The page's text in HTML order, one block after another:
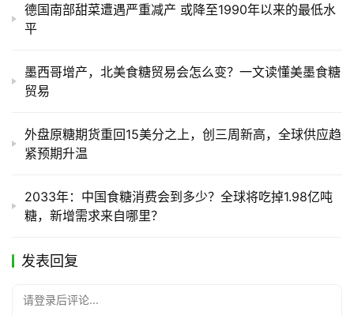
德国南部甜菜遭遇严重减产 或降至1990年以来的最低水
平
墨西哥增产，北美食糖贸易会怎么变？一文读懂美墨食糖
贸易
外盘原糖期货重回15美分之上，创三周新高，全球供应趋
紧预期升温
2033年：中国食糖消费会到多少？全球将吃掉1.98亿吨
糖，新增需求来自哪里？
发表回复
请登录后评论...